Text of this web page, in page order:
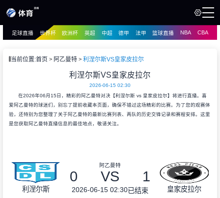
播
足球直播 世界杯 欧洲杯 英超 中超 德甲 法甲 篮球直播 NBA CBA
当前位置:首页 阿乙曼特 利涅尔斯VS皇家皮拉尔
利涅尔斯VS皇家皮拉尔
2026-06-15 02:30
在2026年06月15日，精彩的阿乙曼特对决【利涅尔斯 vs 皇家皮拉尔】将进行直播。喜
爱阿乙曼特的球迷们，别忘了提前收藏本页面，确保不错过这场精彩的比赛。为了您的观赛体
验，还特别为您整理了关于阿乙曼特的最新比赛列表、两队的历史交锋记录和赛程安排。这里
是您获取阿乙曼特直播信息的最佳地点，敬请关注。
利涅尔斯
阿乙曼特
0 VS 1
2026-06-15 02:30已结束 皇家皮拉尔